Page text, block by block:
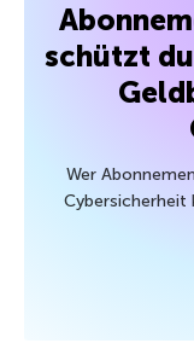
schützt
Wer
Cybersicherheit